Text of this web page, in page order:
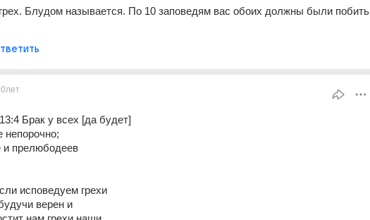
Блудом называется. По 10 заповедям вас обоих должны были побить
Брак у всех [да будет]
непорочно;
и прелюбодеев
исповедуем грехи
верен и